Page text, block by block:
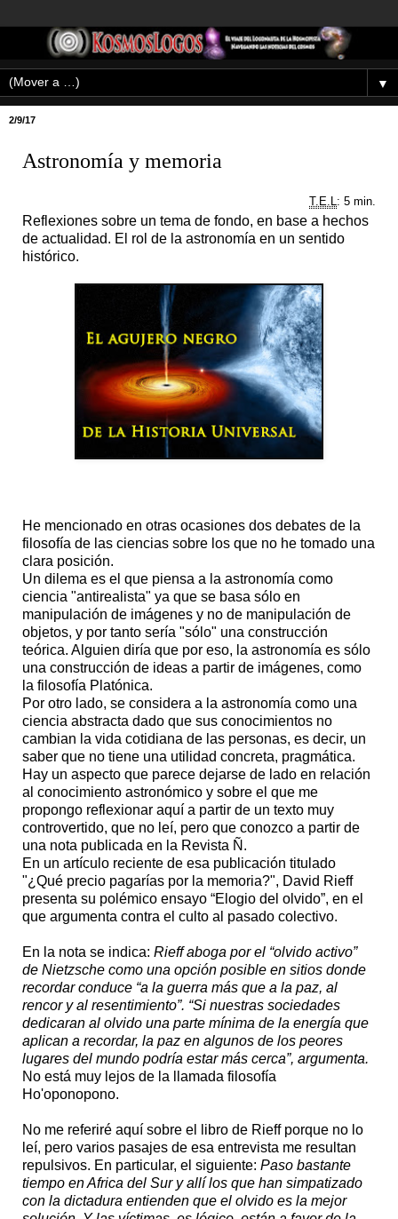
▼
2/9/17
Astronomía y memoria
T.E.L : 5 min.
Reflexiones sobre un tema de fondo, en base a hechos
de actualidad. El rol de la astronomía en un sentido
histórico.
He mencionado en otras ocasiones dos debates de la
filosofía de las ciencias sobre los que no he tomado una
clara posición.
Un dilema es el que piensa a la astronomía como
ciencia "antirealista" ya que se basa sólo en
manipulación de imágenes y no de manipulación de
objetos, y por tanto sería "sólo" una construcción
teórica. Alguien diría que por eso, la astronomía es sólo
una construcción de ideas a partir de imágenes, como
la filosofía Platónica.
Por otro lado, se considera a la astronomía como una
ciencia abstracta dado que sus conocimientos no
cambian la vida cotidiana de las personas, es decir, un
saber que no tiene una utilidad concreta, pragmática.
Hay un aspecto que parece dejarse de lado en relación
al conocimiento astronómico y sobre el que me
propongo reflexionar aquí a partir de un texto muy
controvertido, que no leí, pero que conozco a partir de
una nota publicada en la Revista Ñ.
En un artículo reciente de esa publicación titulado
"¿Qué precio pagarías por la memoria?", David Rieff
presenta su polémico ensayo “Elogio del olvido”, en el
que argumenta contra el culto al pasado colectivo.
En la nota se indica: Rieff aboga por el “olvido activo”
de Nietzsche como una opción posible en sitios donde
recordar conduce “a la guerra más que a la paz, al
rencor y al resentimiento”. “Si nuestras sociedades
dedicaran al olvido una parte mínima de la energía que
aplican a recordar, la paz en algunos de los peores
lugares del mundo podría estar más cerca”, argumenta.
No está muy lejos de la llamada filosofía
Ho'oponopono.
No me referiré aquí sobre el libro de Rieff porque no lo
leí, pero varios pasajes de esa entrevista me resultan
repulsivos. En particular, el siguiente: Paso bastante
tiempo en Africa del Sur y allí los que han simpatizado
con la dictadura entienden que el olvido es la mejor